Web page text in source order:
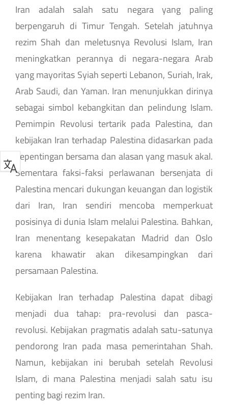
Iran adalah salah satu negara yang paling
berpengaruh di Timur Tengah. Setelah jatuhnya
rezim Shah dan meletusnya Revolusi Islam, Iran
meningkatkan perannya di negara-negara Arab
yang mayoritas Syiah seperti Lebanon, Suriah, Irak,
Arab Saudi, dan Yaman. Iran menunjukkan dirinya
sebagai simbol kebangkitan dan pelindung Islam.
Pemimpin Revolusi tertarik pada Palestina, dan
kebijakan Iran terhadap Palestina didasarkan pada
kepentingan bersama dan alasan yang masuk akal.
Sementara faksi-faksi perlawanan bersenjata di
Palestina mencari dukungan keuangan dan logistik
dari Iran, Iran sendiri mencoba memperkuat
posisinya di dunia Islam melalui Palestina. Bahkan,
Iran menentang kesepakatan Madrid dan Oslo
karena khawatir akan dikesampingkan dari
persamaan Palestina.
Kebijakan Iran terhadap Palestina dapat dibagi
menjadi dua tahap: pra-revolusi dan pasca-
revolusi. Kebijakan pragmatis adalah satu-satunya
pendorong Iran pada masa pemerintahan Shah.
Namun, kebijakan ini berubah setelah Revolusi
Islam, di mana Palestina menjadi salah satu isu
penting bagi rezim Iran.